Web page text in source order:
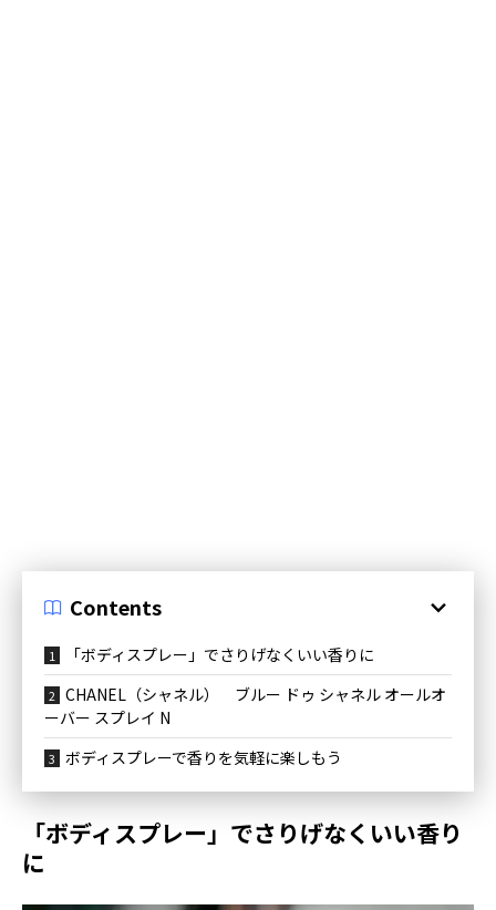
Contents
「ボディスプレー」でさりげなくいい香りに
CHANEL（シャネル） ブルー ドゥ シャネル オールオ
ーバー スプレイ N
ボディスプレーで香りを気軽に楽しもう
「ボディスプレー」でさりげなくいい香り
に